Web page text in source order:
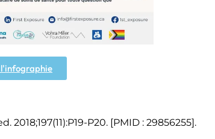
l'infographie
P20. [PMID : 29856255].